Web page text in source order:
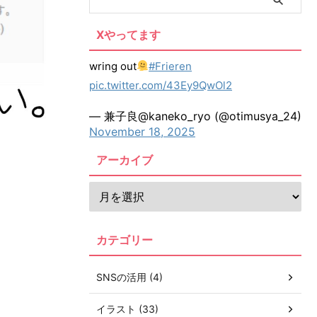
Xやってます
wring out
#Frieren
pic.twitter.com/43Ey9QwOl2
— 兼子良@kaneko_ryo (@otimusya_24)
November 18, 2025
アーカイブ
カテゴリー
SNSの活用 (4)
イラスト (33)